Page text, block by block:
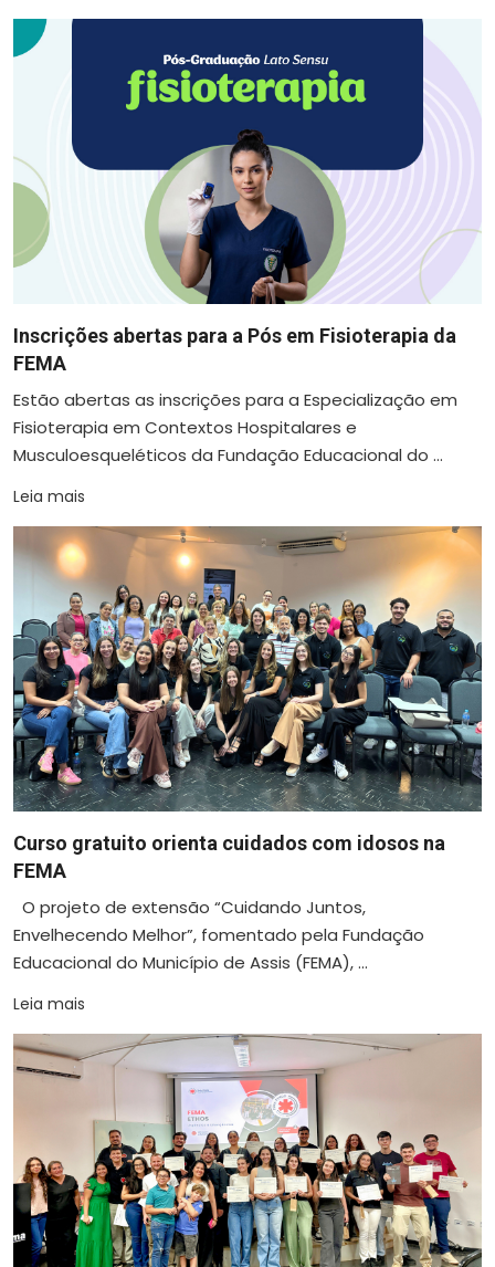
Inscrições abertas para a Pós em Fisioterapia da
FEMA
Estão abertas as inscrições para a Especialização em
Fisioterapia em Contextos Hospitalares e
Musculoesqueléticos da Fundação Educacional do ...
Leia mais
Curso gratuito orienta cuidados com idosos na
FEMA
O projeto de extensão “Cuidando Juntos,
Envelhecendo Melhor”, fomentado pela Fundação
Educacional do Município de Assis (FEMA), ...
Leia mais